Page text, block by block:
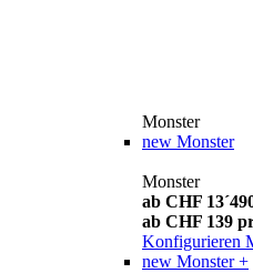
Monster
new Monster
Monster
ab CHF
ab CHF 139
Konfigurieren
new Monster +